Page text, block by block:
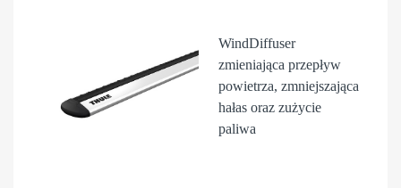
WindDiffuser
zmieniająca przepływ
powietrza, zmniejszająca
hałas oraz zużycie
paliwa